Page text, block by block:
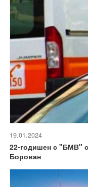
19.01.2024
22-годишен с "БМВ"
Борован